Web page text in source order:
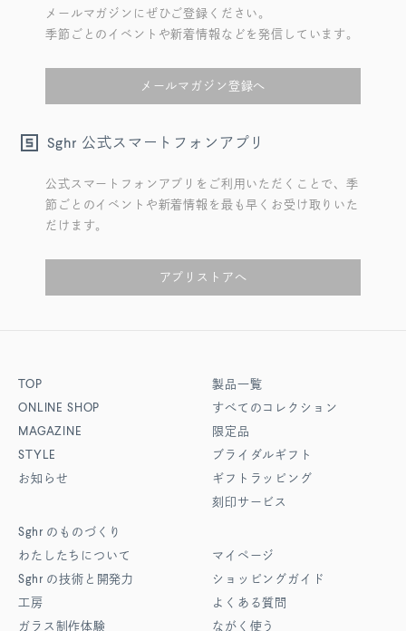
メールマガジンにぜひご登録ください。
季節ごとのイベントや新着情報などを発信しています。
メールマガジン登録へ
Sghr 公式スマートフォンアプリ
公式スマートフォンアプリをご利用いただくことで、季
節ごとのイベントや新着情報を最も早くお受け取りいた
だけます。
アプリストアへ
TOP
ONLINE SHOP
MAGAZINE
STYLE
お知らせ
Sghr のものづくり
わたしたちについて
Sghr の技術と開発力
工房
ガラス制作体験
製品一覧
すべてのコレクション
限定品
ブライダルギフト
ギフトラッピング
刻印サービス
マイページ
ショッピングガイド
よくある質問
ながく使う